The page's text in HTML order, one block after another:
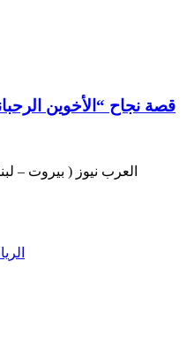
قصة نجاح “الأخوين
العرب نيوز ( بيروت –